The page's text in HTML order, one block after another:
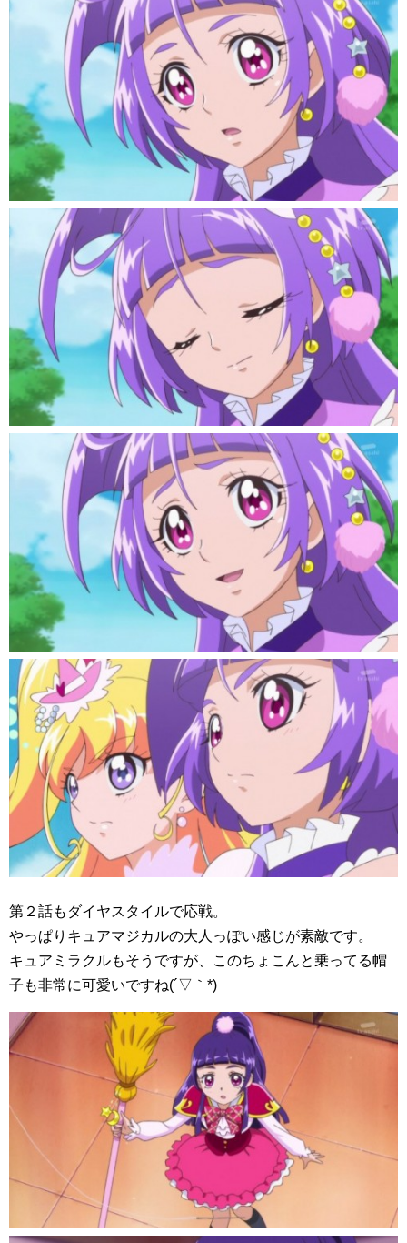
第２話もダイヤスタイルで応戦。
やっぱりキュアマジカルの大人っぽい感じが素敵です。
キュアミラクルもそうですが、このちょこんと乗ってる帽
子も非常に可愛いですね(´▽｀*)